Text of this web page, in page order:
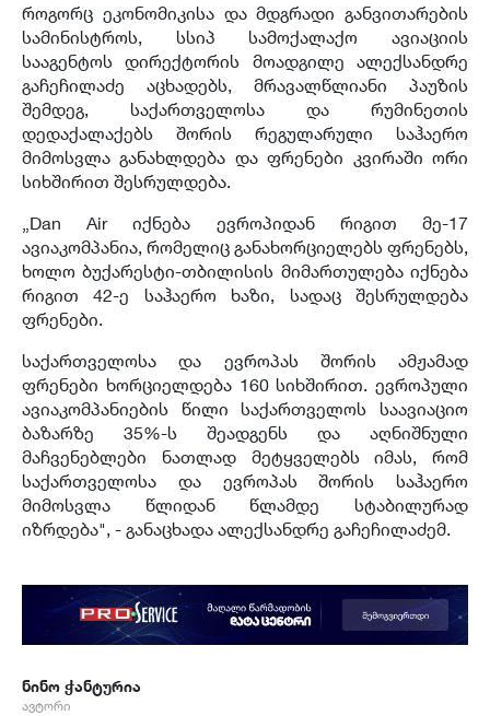
როგორც ეკონომიკისა და მდგრადი განვითარების
სამინისტროს, სსიპ სამოქალაქო ავიაციის
სააგენტოს დირექტორის მოადგილე ალექსანდრე
გაჩეჩილაძე აცხადებს, მრავალწლიანი პაუზის
შემდეგ, საქართველოსა და რუმინეთის
დედაქალაქებს შორის რეგულარული საჰაერო
მიმოსვლა განახლდება და ფრენები კვირაში ორი
სიხშირით შესრულდება.
„Dan Air იქნება ევროპიდან რიგით მე-17
ავიაკომპანია, რომელიც განახორციელებს ფრენებს,
ხოლო ბუქარესტი-თბილისის მიმართულება იქნება
რიგით 42-ე საჰაერო ხაზი, სადაც შესრულდება
ფრენები.
საქართველოსა და ევროპას შორის ამჟამად
ფრენები ხორციელდება 160 სიხშირით. ევროპული
ავიაკომპანიების წილი საქართველოს საავიაციო
ბაზარზე 35%-ს შეადგენს და აღნიშნული
მაჩვენებლები ნათლად მეტყველებს იმას, რომ
საქართველოსა და ევროპას შორის საჰაერო
მიმოსვლა წლიდან წლამდე სტაბილურად
იზრდება", - განაცხადა ალექსანდრე გაჩეჩილაძემ.
ნინო ჭანტურია
ავტორი